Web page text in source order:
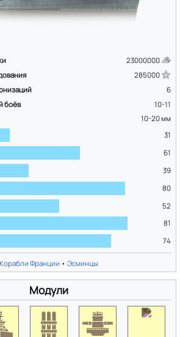
23000000
285000
6
боёв
10-11
10-20мм
31
61
39
80
52
81
74
Корабли Франции • Эсминцы
Модули